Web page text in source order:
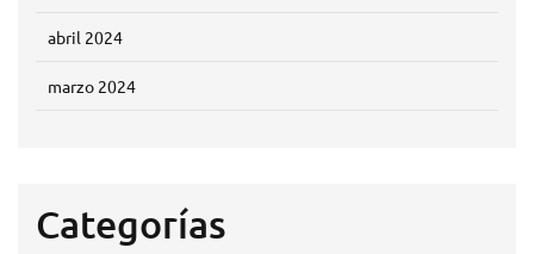
abril 2024
marzo 2024
Categorías